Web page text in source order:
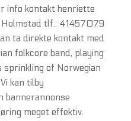
info kontakt henriette
Holmstad tlf.: 41457079
ta direkte kontakt med
folkcore band, playing
sprinkling of Norwegian
kan tilby
bannerannonse
meget effektiv.